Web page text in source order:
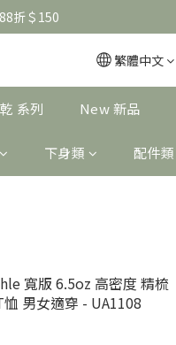
折＄150
折＄150
折＄150
繁體中文
系列 New 新品
下身類 配件類